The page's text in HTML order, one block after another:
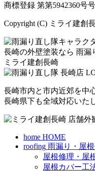
商標登録 第第5942360号号
Copyright (C) ミライ建創
長崎の外壁塗装なら 雨漏
ミライ建創長崎
長崎市内と市内近郊を中
長崎県下も全域対応いた
home HOME
roofing 雨漏り・屋
屋根修理・屋
屋根カバー工